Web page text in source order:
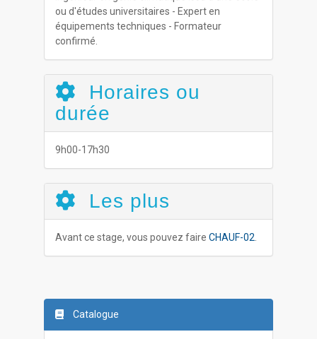
ou d'études universitaires - Expert en
équipements techniques - Formateur
confirmé.
Horaires ou
durée
9h00-17h30
Les plus
Avant ce stage, vous pouvez faireCHAUF-02
Catalogue